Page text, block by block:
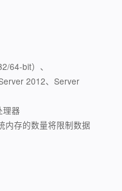
64-bit）、
2012、Server
理器
内存的数量将限制数据